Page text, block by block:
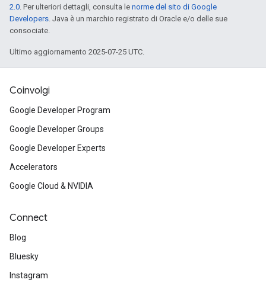
2.0. Per ulteriori dettagli, consulta le norme del sito di Google
Developers. Java è un marchio registrato di Oracle e/o delle sue
consociate.
Ultimo aggiornamento 2025-07-25 UTC.
Coinvolgi
Google Developer Program
Google Developer Groups
Google Developer Experts
Accelerators
Google Cloud & NVIDIA
Connect
Blog
Bluesky
Instagram